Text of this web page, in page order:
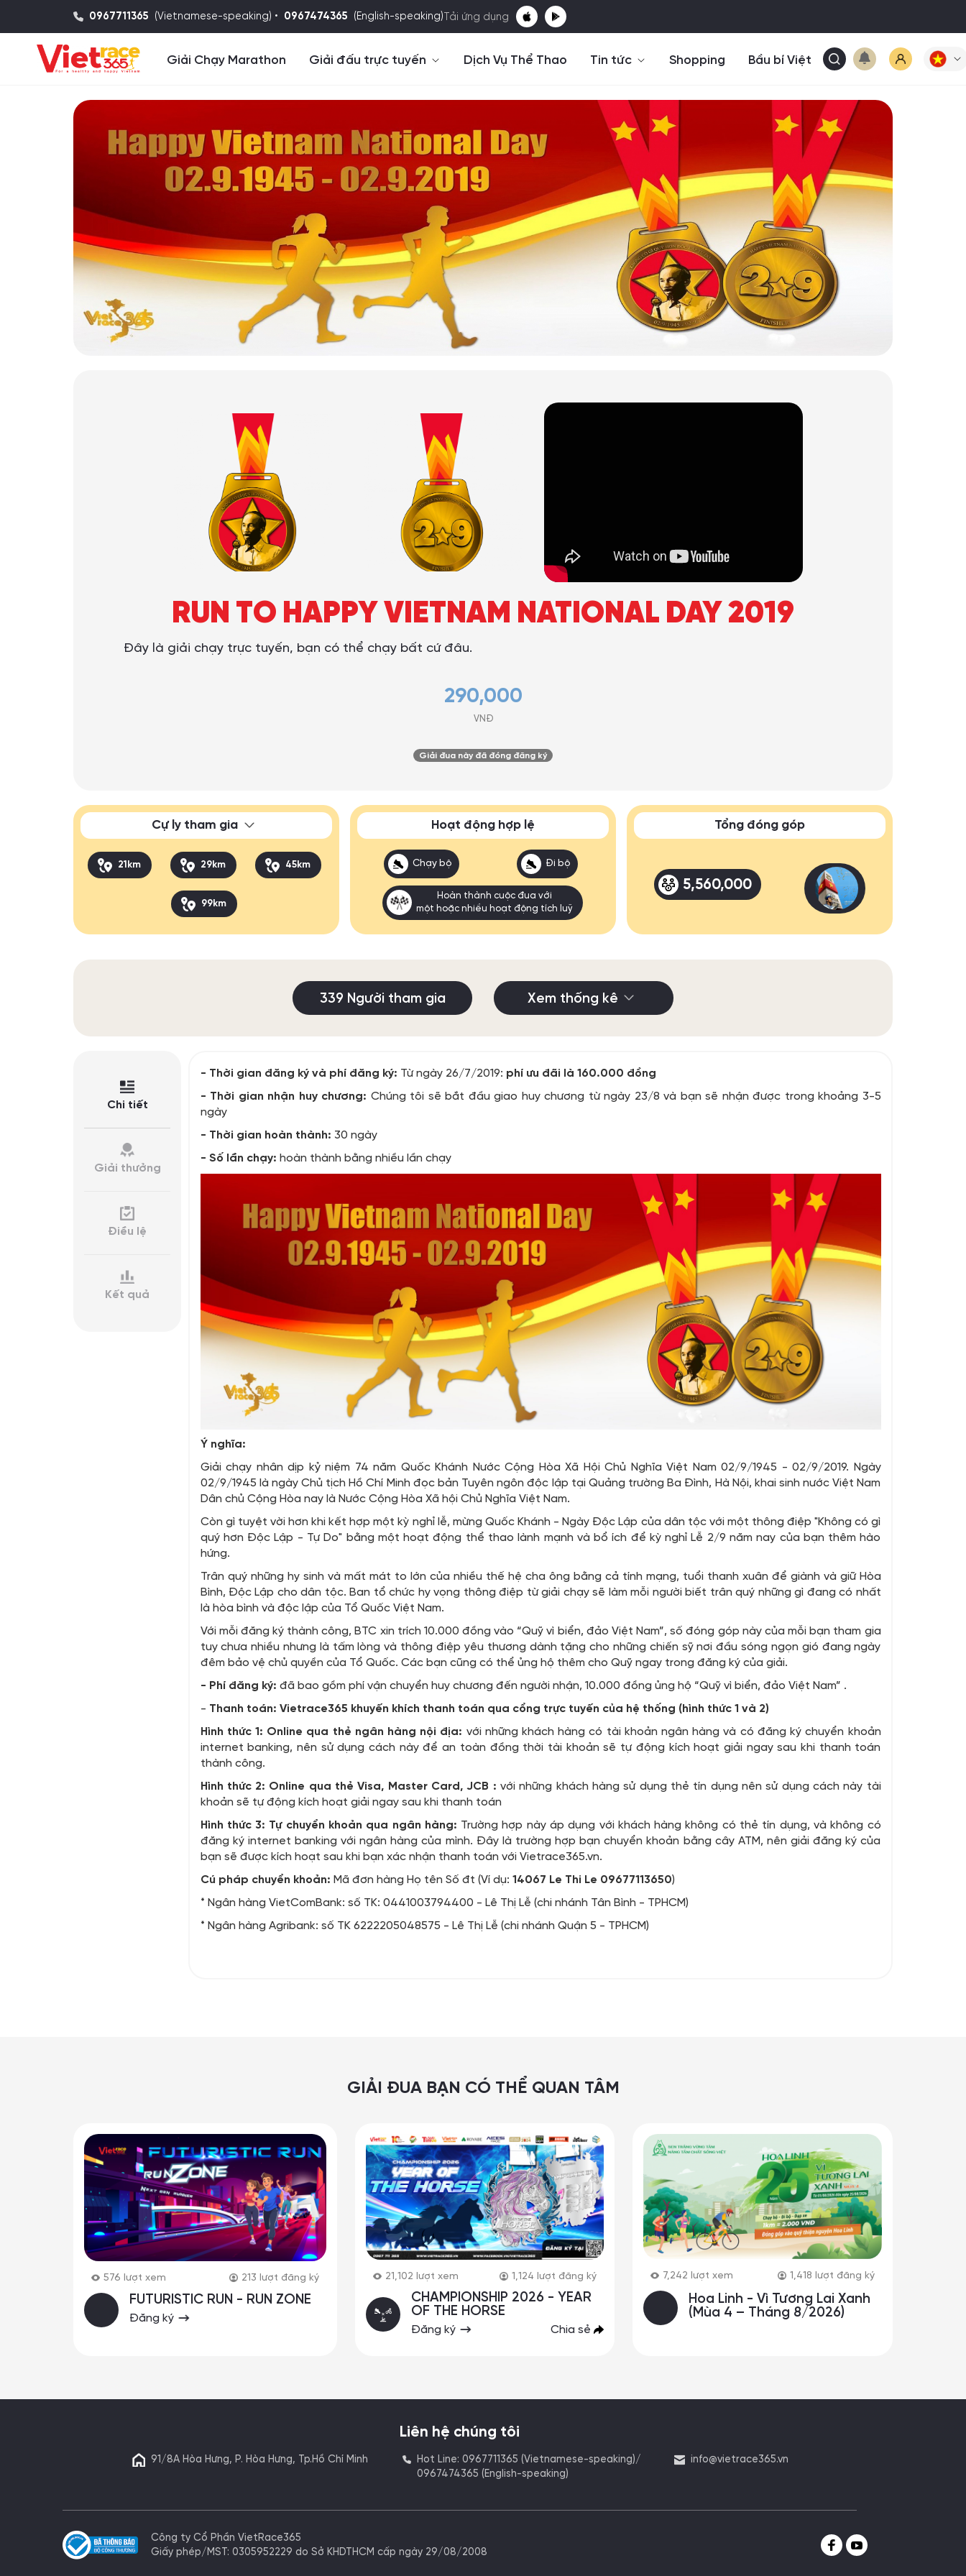
0967711365 (Vietnamese-speaking) • 0967474365 (English-speaking) Tải ứng dụng
Giải Chạy Marathon Giải đấu trực tuyến Dịch Vụ Thể Thao Tin tức Shopping Bầu bí Việt
RUN TO HAPPY VIETNAM NATIONAL DAY 2019
Đây là giải chạy trực tuyến, bạn có thể chạy bất cứ đâu.
290,000
VNĐ
Giải đua này đã đóng đăng ký
Cự ly tham gia
21km 29km 45km
99km
Hoạt động hợp lệ
Chạy bộ Đi bộ
Hoàn thành cuộc đua với
một hoặc nhiều hoạt động tích luỹ
Tổng đóng góp
5,560,000
339 Người tham gia Xem thống kê
Chi tiết
Giải thưởng
Điều lệ
Kết quả
- Thời gian đăng ký và phí đăng ký: Từ ngày 26/7/2019: phí ưu đãi là 160.000 đồng
- Thời gian nhận huy chương: Chúng tôi sẽ bắt đầu giao huy chương từ ngày 23/8 và bạn sẽ nhận được trong khoảng 3-5
ngày
- Thời gian hoàn thành: 30 ngày
- Số lần chạy: hoàn thành bằng nhiều lần chạy
Ý nghĩa:
Giải chạy nhân dịp kỷ niệm 74 năm Quốc Khánh Nước Cộng Hòa Xã Hội Chủ Nghĩa Việt Nam 02/9/1945 - 02/9/2019. Ngày
02/9/1945 là ngày Chủ tịch Hồ Chí Minh đọc bản Tuyên ngôn độc lập tại Quảng trường Ba Đình, Hà Nội, khai sinh nước Việt Nam
Dân chủ Cộng Hòa nay là Nước Cộng Hòa Xã hội Chủ Nghĩa Việt Nam.
Còn gì tuyệt vời hơn khi kết hợp một kỳ nghỉ lễ, mừng Quốc Khánh - Ngày Độc Lập của dân tộc với một thông điệp "Không có gì
quý hơn Độc Lập - Tự Do" bằng một hoạt động thể thao lành mạnh và bổ ích để kỳ nghỉ Lễ 2/9 năm nay của bạn thêm hào
hứng.
Trân quý những hy sinh và mất mát to lớn của nhiều thế hệ cha ông bằng cả tính mạng, tuổi thanh xuân để giành và giữ Hòa
Bình, Độc Lập cho dân tộc. Ban tổ chức hy vọng thông điệp từ giải chạy sẽ làm mỗi người biết trân quý những gì đang có nhất
là hòa bình và độc lập của Tổ Quốc Việt Nam.
Với mỗi đăng ký thành công, BTC xin trích 10.000 đồng vào “Quỹ vì biển, đảo Việt Nam”, số đóng góp này của mỗi bạn tham gia
tuy chưa nhiều nhưng là tấm lòng và thông điệp yêu thương dành tặng cho những chiến sỹ nơi đầu sóng ngọn gió đang ngày
đêm bảo vệ chủ quyền của Tổ Quốc. Các bạn cũng có thể ủng hộ thêm cho Quỹ ngay trong đăng ký của giải.
- Phí đăng ký: đã bao gồm phí vận chuyển huy chương đến người nhận, 10.000 đồng ủng hộ “Quỹ vì biển, đảo Việt Nam” .
- Thanh toán: Vietrace365 khuyến khích thanh toán qua cổng trực tuyến của hệ thống (hình thức 1 và 2)
Hình thức 1: Online qua thẻ ngân hàng nội địa: với những khách hàng có tài khoản ngân hàng và có đăng ký chuyển khoản
internet banking, nên sử dụng cách này để an toàn đồng thời tài khoản sẽ tự động kích hoạt giải ngay sau khi thanh toán
thành công.
Hình thức 2: Online qua thẻ Visa, Master Card, JCB :với những khách hàng sử dụng thẻ tín dụng nên sử dụng cách này tài
khoản sẽ tự động kích hoạt giải ngay sau khi thanh toán
Hình thức 3: Tự chuyển khoản qua ngân hàng: Trường hợp này áp dụng với khách hàng không có thẻ tín dụng, và không có
đăng ký internet banking với ngân hàng của mình. Đây là trường hợp bạn chuyển khoản bằng cây ATM, nên giải đăng ký của
bạn sẽ được kích hoạt sau khi bạn xác nhận thanh toán với Vietrace365.vn.
Cú pháp chuyển khoản: Mã đơn hàng Họ tên Số đt (Ví dụ: 14067 Le Thi Le 09677113650)
* Ngân hàng VietComBank: số TK: 0441003794400 - Lê Thị Lễ (chi nhánh Tân Bình - TPHCM)
* Ngân hàng Agribank: số TK 6222205048575 - Lê Thị Lễ (chi nhánh Quận 5 - TPHCM)
GIẢI ĐUA BẠN CÓ THỂ QUAN TÂM
576 lượt xem 213 lượt đăng ký
FUTURISTIC RUN - RUN ZONE
Đăng ký
21,102 lượt xem 1,124 lượt đăng ký
CHAMPIONSHIP 2026 - YEAR
OF THE HORSE
Đăng ký Chia sẻ
7,242 lượt xem 1,418 lượt đăng ký
Hoa Linh - Vì Tương Lai Xanh
(Mùa 4 – Tháng 8/2026)
Liên hệ chúng tôi
91/8A Hòa Hưng, P. Hòa Hưng, Tp.Hồ Chí Minh
Hot Line: 0967711365 (Vietnamese-speaking)/
0967474365 (English-speaking)
info@vietrace365.vn
Công ty Cổ Phần VietRace365
Giấy phép/MST: 0305952229 do Sở KHDTHCM cấp ngày 29/08/2008